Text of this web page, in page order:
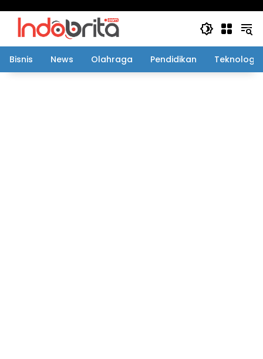
Bisnis News Olahraga Pendidikan Teknologi